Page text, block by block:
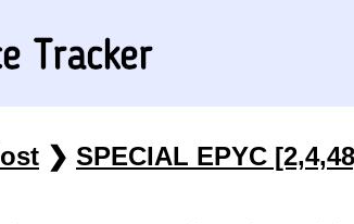
❯ SPECIAL EPYC